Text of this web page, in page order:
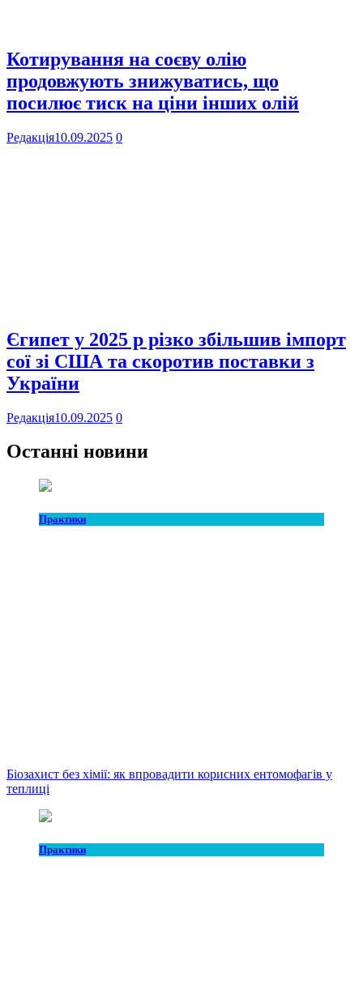
Котирування на соєву олію
продовжують знижуватись, що
посилює тиск на ціни інших олій
Редакція10.09.2025 0
Єгипет у 2025 р різко збільшив імпорт
сої зі США та скоротив поставки з
України
Редакція10.09.2025 0
Останні новини
Практики
Біозахист без хімії: як впровадити корисних ентомофагів у
теплиці
Практики